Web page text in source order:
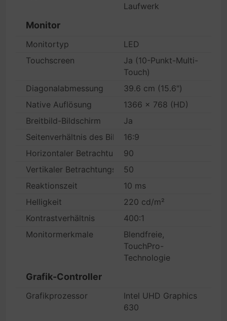
Laufwerk
Monitor
Monitortyp
LED
Touchscreen
Ja (10-Punkt-Multi-
Touch)
Diagonalabmessung
39.6 cm (15.6")
Native Auflösung
1366 x 768 (HD)
Breitbild-Bildschirm
Ja
Seitenverhältnis des Bildes16:9
Horizontaler Betrachtungswinkel
90
Vertikaler Betrachtungswinkel
50
Reaktionszeit
10 ms
Helligkeit
220 cd/m²
Kontrastverhältnis
400:1
Monitormerkmale
Blendfreie,
TouchPro-
Technologie
Grafik-Controller
Grafikprozessor
Intel UHD Graphics
630